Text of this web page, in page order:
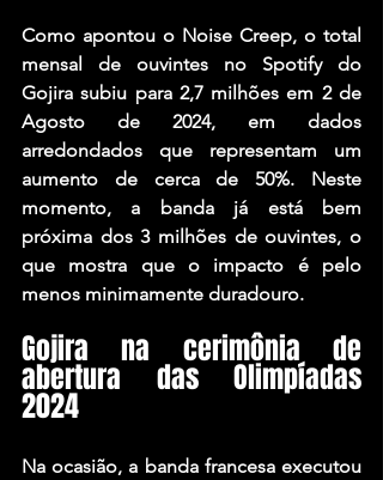
Como apontou o Noise Creep, o total
mensal de ouvintes no Spotify do
Gojira subiu para 2,7 milhões em 2 de
Agosto de 2024, em dados
arredondados que representam um
aumento de cerca de 50%. Neste
momento, a banda já está bem
próxima dos 3 milhões de ouvintes, o
que mostra que o impacto é pelo
menos minimamente duradouro.
Gojira na cerimônia de
abertura das Olimpíadas
2024
Na ocasião, a banda francesa executou